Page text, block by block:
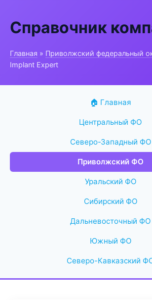
Справочник
Главная » Приволжский федеральный
Implant Expert
🏠 Главная
Центральный ФО
Северо-Западный ФО
Приволжский ФО
Уральский ФО
Сибирский ФО
Дальневосточный ФО
Южный ФО
Северо-Кавказский